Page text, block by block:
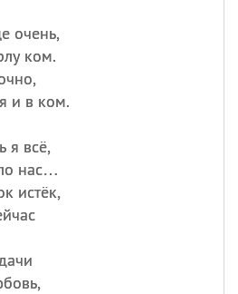
очень,
ком.
и в ком.
я всё,
нас…
истёк,